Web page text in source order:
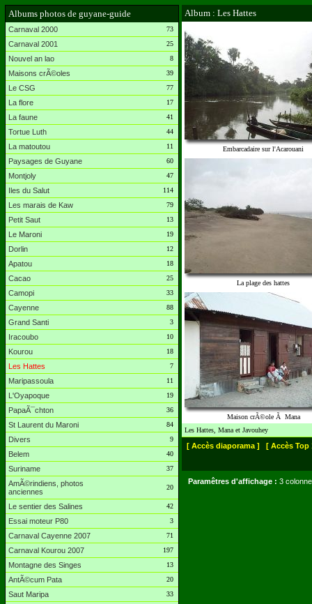
Albums photos de guyane-guide
Carnaval 2000 73
Carnaval 2001 25
Nouvel an lao 8
Maisons crÃ©oles 39
Le CSG 77
La flore 17
La faune 41
Tortue Luth 44
La matoutou 11
Paysages de Guyane 60
Montjoly 47
Iles du Salut 114
Les marais de Kaw 79
Petit Saut 13
Le Maroni 19
Dorlin 12
Apatou 18
Cacao 25
Camopi 33
Cayenne 88
Grand Santi 3
Iracoubo 10
Kourou 18
Les Hattes 7
Maripassoula 11
L'Oyapoque 19
PapaÃ¯chton 36
St Laurent du Maroni 84
Divers 9
Belem 40
Suriname 37
AmÃ©rindiens, photos
anciennes
20
Le sentier des Salines 42
Essai moteur P80 3
Carnaval Cayenne 2007 71
Carnaval Kourou 2007 197
Montagne des Singes 13
AntÃ©cum Pata 20
Saut Maripa 33
Album : Les Hattes
Embarcadaire sur l'Acarouani
La plage des hattes
Maison crÃ©ole Ã Mana
Les Hattes, Mana et Javouhey
[ Accès diaporama ] [ Accès Top
Paramêtres d'affichage : 3